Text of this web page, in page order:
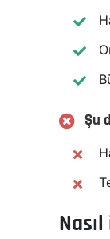
Şu